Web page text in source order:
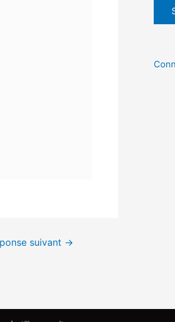
suivant →